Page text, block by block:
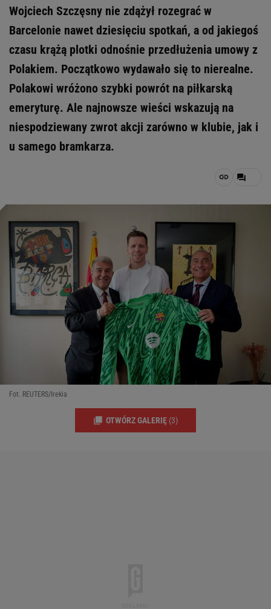
Wojciech Szczęsny nie zdążył rozegrać w
Barcelonie nawet dziesięciu spotkań, a od jakiegoś
czasu krążą plotki odnośnie przedłużenia umowy z
Polakiem. Początkowo wydawało się to nierealne.
Polakowi wróżono szybki powrót na piłkarską
emeryturę. Ale najnowsze wieści wskazują na
niespodziewany zwrot akcji zarówno w klubie, jak i
u samego bramkarza.
Fot. REUTERS/Irekia
OTWÓRZ GALERIĘ (3)